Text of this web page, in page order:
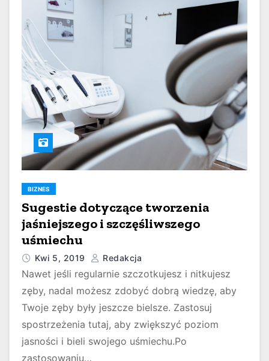
BIZNES
Sugestie dotyczące tworzenia
jaśniejszego i szczęśliwszego
uśmiechu
Kwi 5, 2019 Redakcja
Nawet jeśli regularnie szczotkujesz i nitkujesz
zęby, nadal możesz zdobyć dobrą wiedzę, aby
Twoje zęby były jeszcze bielsze. Zastosuj
spostrzeżenia tutaj, aby zwiększyć poziom
jasności i bieli swojego uśmiechu.Po
zastosowaniu…